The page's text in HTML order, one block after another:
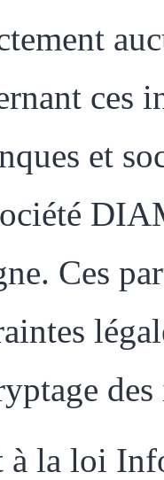
ces
et
Ces
à la loi